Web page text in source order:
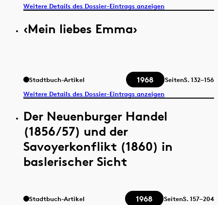
Weitere Details des Dossier-Eintrags anzeigen
‹Mein liebes Emma›
Stadtbuch-Artikel 1968 SeitenS.132–156
Weitere Details des Dossier-Eintrags anzeigen
Der Neuenburger Handel
(1856/57) und der
Savoyerkonflikt (1860) in
baslerischer Sicht
Stadtbuch-Artikel 1968 SeitenS.157–204